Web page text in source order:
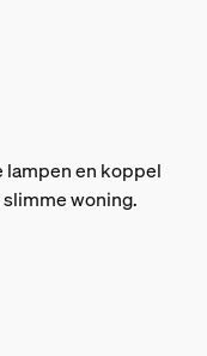
lampen en koppel
woning.